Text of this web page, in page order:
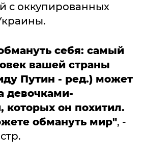
с оккупированных
себя: самый
вашей страны
Путин - ред.) может
девочками-
которых он похитил.
обмануть мир", -